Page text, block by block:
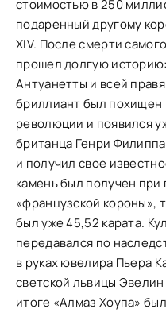
стоимостью в 250
подаренный другому
XIV. После смерти
прошел долгую
Антуанетты и всей
бриллиант был похищен
революции и появился
британца Генри
и получил свое
камень был получен
«французской короны»,
был уже 45,52 карата.
передавался по
в руках ювелира Пьера
светской львицы
итоге «Алмаз Хоупа»